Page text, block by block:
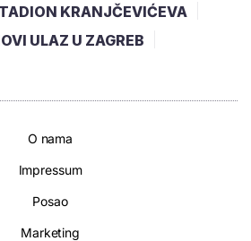
KRANJČEVIĆEVA
ULAZ U ZAGREB
O nama
Impressum
Posao
Marketing